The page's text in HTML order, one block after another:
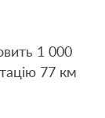
1 000
77 км